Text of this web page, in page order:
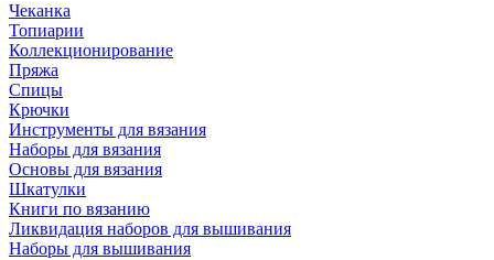
Чеканка
Топиарии
Коллекционирование
Пряжа
Спицы
Крючки
Инструменты для вязания
Наборы для вязания
Основы для вязания
Шкатулки
Книги по вязанию
Ликвидация наборов для вышивания
Наборы для вышивания